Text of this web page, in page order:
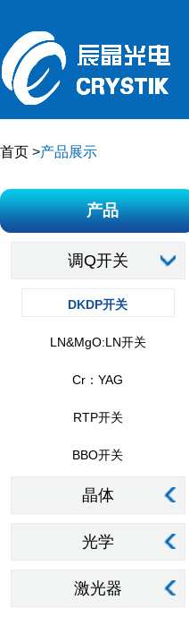
首页 >产品展示
产品
调Q开关
DKDP开关
LN&MgO:LN开关
Cr：YAG
RTP开关
BBO开关
晶体
光学
激光器